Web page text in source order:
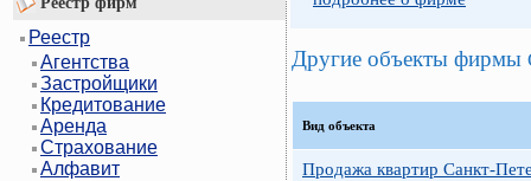
Реестр
Агентства
Застройщики
Кредитование
Аренда
Страхование
Алфавит
Другие объекты фирмы
Вид объекта
Продажа квартир Санкт-